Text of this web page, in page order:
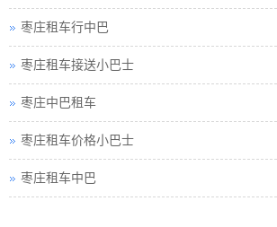
枣庄租车行中巴
枣庄租车接送小巴士
枣庄中巴租车
枣庄租车价格小巴士
枣庄租车中巴